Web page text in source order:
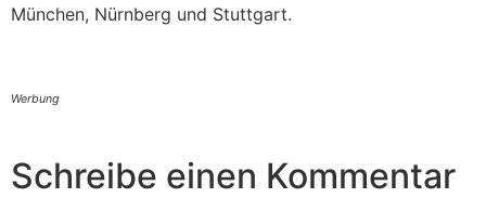
München, Nürnberg und Stuttgart.
Werbung
Schreibe einen Kommentar